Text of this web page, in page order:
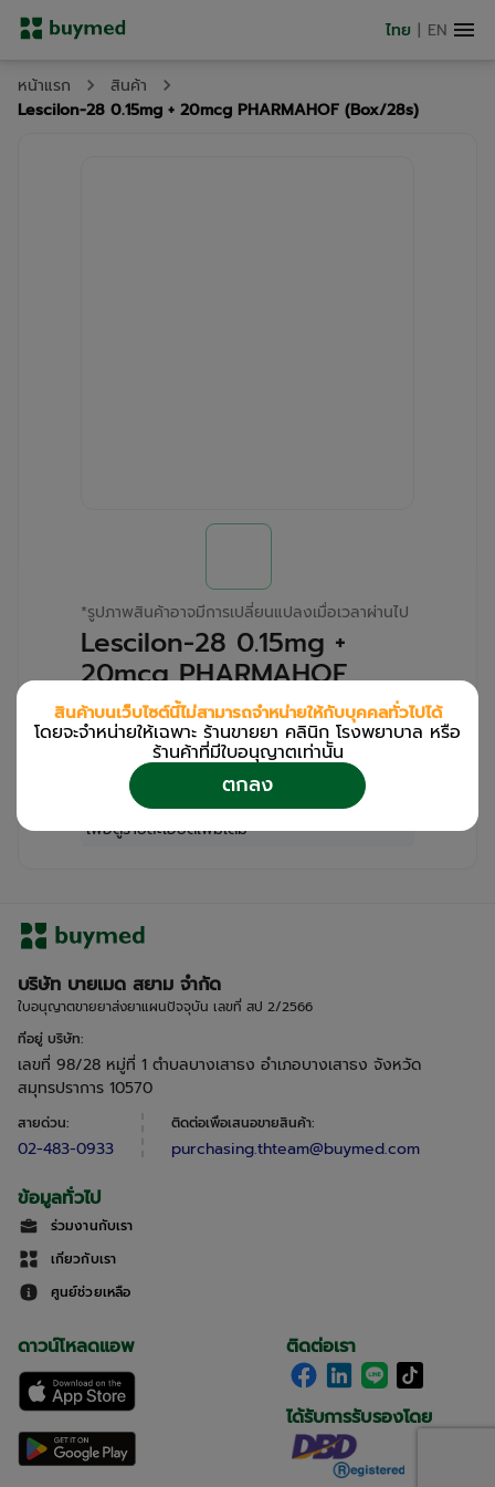
ไทย | EN
หน้าแรก
สินค้า
Lescilon-28 0.15mg + 20mcg PHARMAHOF (Box/28s)
*รูปภาพสินค้าอาจมีการเปลี่ยนแปลงเมื่อเวลาผ่านไป
Lescilon-28 0.15mg +
20mcg PHARMAHOF
(Box/28s)
สำหรับลูกค้าเฉพาะร้านขายยา คลินิก และโรง
พยาบาล
เข้าสู่ระบบ
เพื่อดูรายละเอียดเพิ่มเติม
บริษัท บายเมด สยาม จำกัด
ใบอนุญาตขายยาส่งยาแผนปัจจุบัน เลขที่ สป 2/2566
ที่อยู่ บริษัท:
เลขที่ 98/28 หมู่ที่ 1 ตำบลบางเสาธง อำเภอบางเสาธง จังหวัด
สมุทรปราการ 10570
สายด่วน:
02-483-0933
ติดต่อเพื่อเสนอขายสินค้า:
purchasing.thteam@buymed.com
ข้อมูลทั่วไป
ร่วมงานกับเรา
เกี่ยวกับเรา
ศูนย์ช่วยเหลือ
ติดต่อเรา
ได้รับการรับรองโดย
ดาวน์โหลดแอพ
สินค้าบนเว็บไซต์นี้ไม่สามารถจำหน่ายให้กับบุคคลทั่วไปได้
โดยจะจำหน่ายให้เฉพาะ ร้านขายยา คลินิก โรงพยาบาล หรือ
ร้านค้าที่มีใบอนุญาตเท่านััน
ตกลง